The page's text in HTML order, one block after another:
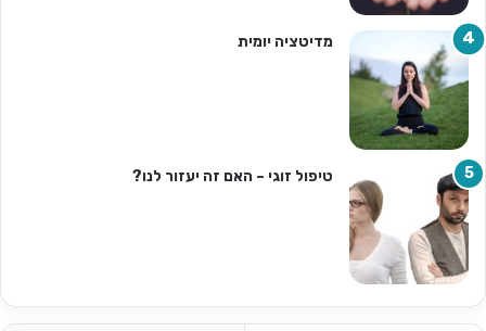
מדיטציה יומית
טיפול זוגי – האם זה יעזור לנו?